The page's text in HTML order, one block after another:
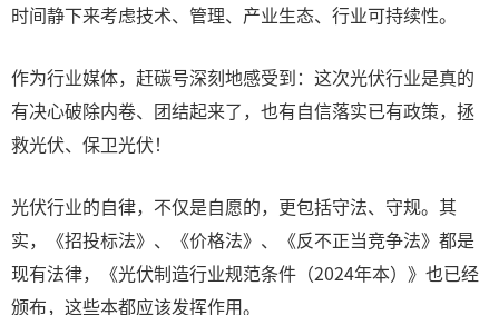
时间静下来考虑技术、管理、产业生态、行业可持续性。
作为行业媒体，赶碳号深刻地感受到：这次光伏行业是真的
有决心破除内卷、团结起来了，也有自信落实已有政策，拯
救光伏、保卫光伏！
光伏行业的自律，不仅是自愿的，更包括守法、守规。其
实，《招投标法》、《价格法》、《反不正当竞争法》都是
现有法律，《光伏制造行业规范条件（2024年本）》也已经
颁布，这些本都应该发挥作用。